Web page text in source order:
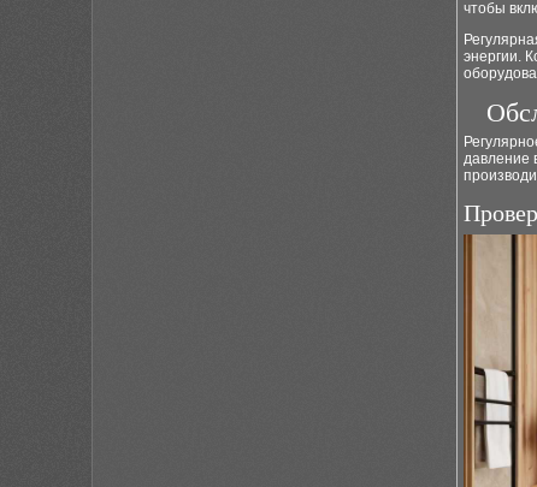
чтобы
энергии.
давление